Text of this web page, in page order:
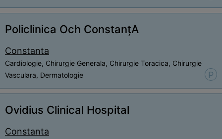
Policlinica Och ConstanțA
Constanta
Cardiologie, Chirurgie Generala, Chirurgie Toracica, Chirurgie
Vasculara, Dermatologie
P
Ovidius Clinical Hospital
Constanta